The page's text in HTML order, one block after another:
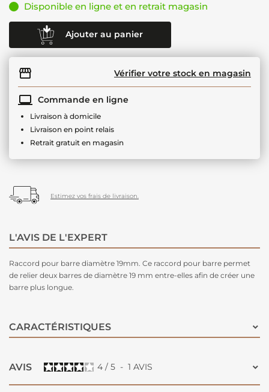
Disponible en ligne et en retrait magasin
Ajouter au panier
Vérifier votre stock en magasin
Commande en ligne
Livraison à domicile
Livraison en point relais
Retrait gratuit en magasin
Estimez vos frais de livraison.
L'AVIS DE L'EXPERT
Raccord pour barre diamètre 19mm. Ce raccord pour barre permet
de relier deux barres de diamètre 19 mm entre-elles afin de créer une
barre plus longue.
CARACTÉRISTIQUES
AVIS 4 / 5 - 1 AVIS